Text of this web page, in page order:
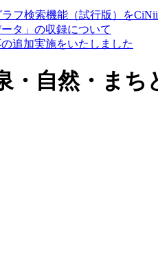
ラフ検索機能（試行版）を
タ」の収録について
追加実施をいたしました
・自然・まち